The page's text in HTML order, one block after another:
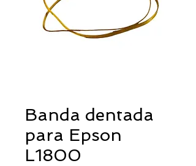
Banda dentada
para Epson
L1800